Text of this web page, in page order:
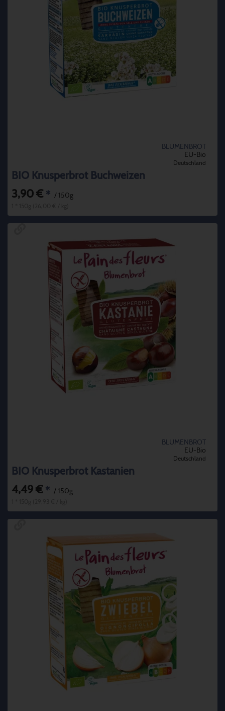
BLUMENBROT
EU-Bio
Deutschland
BIO Knusperbrot Buchweizen
3,90 € * / 150g
BLUMENBROT
EU-Bio
Deutschland
BIO Knusperbrot Kastanien
4,49 € * / 150g